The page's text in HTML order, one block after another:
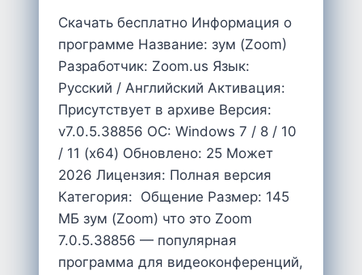
Скачать бесплатно Информация о
программе Название: зум (Zoom)
Разработчик: Zoom.us Язык:
Русский / Английский Активация:
Присутствует в архиве Версия:
v7.0.5.38856 OC: Windows 7 / 8 / 10
/ 11 (x64) Обновлено: 25 Может
2026 Лицензия: Полная версия
Категория: Общение Размер: 145
MБ зум (Zoom) что это Zoom
7.0.5.38856 — популярная
программа для видеоконференций,